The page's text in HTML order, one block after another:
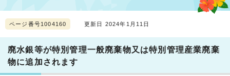
ページ番号1004160 更新日 2024年1月11日
廃水銀等が特別管理一般廃棄物又は特別管理産業廃棄
物に追加されます